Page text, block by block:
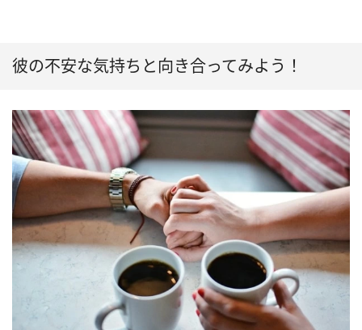
彼の不安な気持ちと向き合ってみよう！